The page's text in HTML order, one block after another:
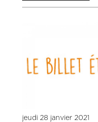
jeudi 28 janvier 2021